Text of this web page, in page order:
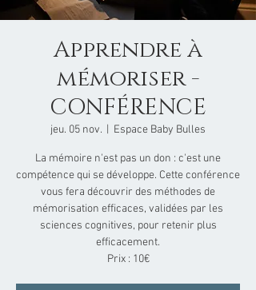
Apprendre à
mémoriser -
CONFÉRENCE
jeu. 05 nov. Espace Baby Bulles
La mémoire n'est pas un don : c'est une
compétence qui se développe. Cette conférence
vous fera découvrir des méthodes de
mémorisation efficaces, validées par les
sciences cognitives, pour retenir plus
efficacement.
Prix : 10€